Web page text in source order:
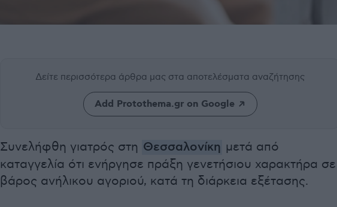
Δείτε περισσότερα άρθρα μας στα αποτελέσματα αναζήτησης
Add Protothema.gr on Google
Συνελήφθη γιατρός στη Θεσσαλονίκη μετά από
καταγγελία ότι ενήργησε πράξη γενετήσιου χαρακτήρα σε
βάρος ανήλικου αγοριού, κατά τη διάρκεια εξέτασης.